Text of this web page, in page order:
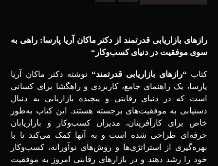
رازهای بازاریابی قدرتمند از دکتر ماکان آریا پارسا: راهی به
سوی موفقیت در دنیای کسب‌وکار “
کتاب “رازهای بازاریابی قدرتمند“ نوشته دکتر ماکان آریا
پارسا، یک راهنمای جامع، کاربردی و راهگشا برای کسانی
است که در دنیای رقابتی و پیچیده بازاریابی به دنبال
دستیابی به موفقیت‌های برجسته هستند. این کتاب به‌طور
خاص برای کارآفرینان، مدیران کسب‌وکار و بازاریابان
حرفه‌ای طراحی شده است و به آنها کمک می‌کند تا با
بهره‌گیری از استراتژی‌ها و روش‌های نوآورانه، کسب‌وکار
خود را رشد دهند و در بازارهای رقابتی امروز به موفقیت